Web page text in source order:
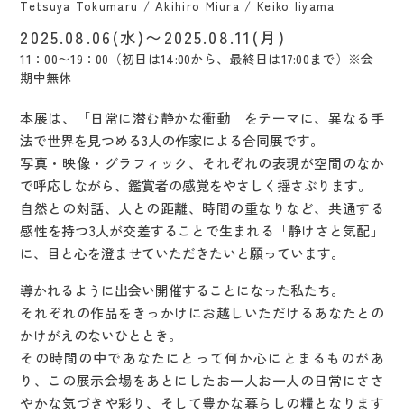
Tetsuya Tokumaru / Akihiro Miura / Keiko Iiyama
2025.08.06(水)〜2025.08.11(月)
11：00〜19：00（初日は14:00から、最終日は17:00まで）※会
期中無休
本展は、「日常に潜む静かな衝動」をテーマに、異なる手
法で世界を見つめる3人の作家による合同展です。
写真・映像・グラフィック、それぞれの表現が空間のなか
で呼応しながら、鑑賞者の感覚をやさしく揺さぶります。
自然との対話、人との距離、時間の重なりなど、共通する
感性を持つ3人が交差することで生まれる「静けさと気配」
に、目と心を澄ませていただきたいと願っています。
導かれるように出会い開催することになった私たち。
それぞれの作品をきっかけにお越しいただけるあなたとの
かけがえのないひととき。
その時間の中であなたにとって何か心にとまるものがあ
り、この展示会場をあとにしたお一人お一人の日常にささ
やかな気づきや彩り、そして豊かな暮らしの糧となります